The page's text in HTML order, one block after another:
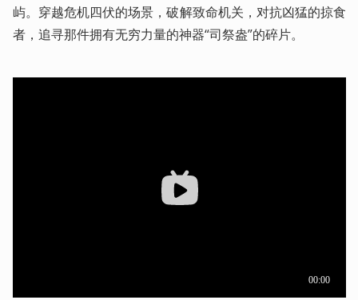
屿。穿越危机四伏的场景，破解致命机关，对抗凶猛的掠食
者，追寻那件拥有无穷力量的神器“司祭盎”的碎片。